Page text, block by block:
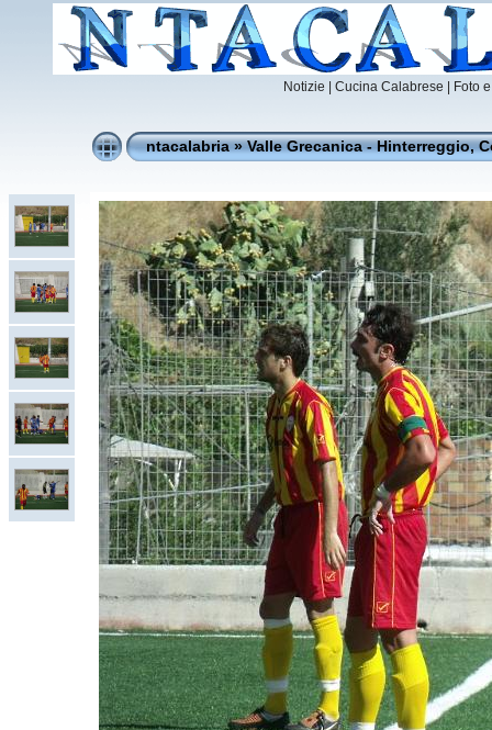
Notizie Cucina Calabrese | Foto
ntacalabria»Valle Grecanica - Hinterreggio,